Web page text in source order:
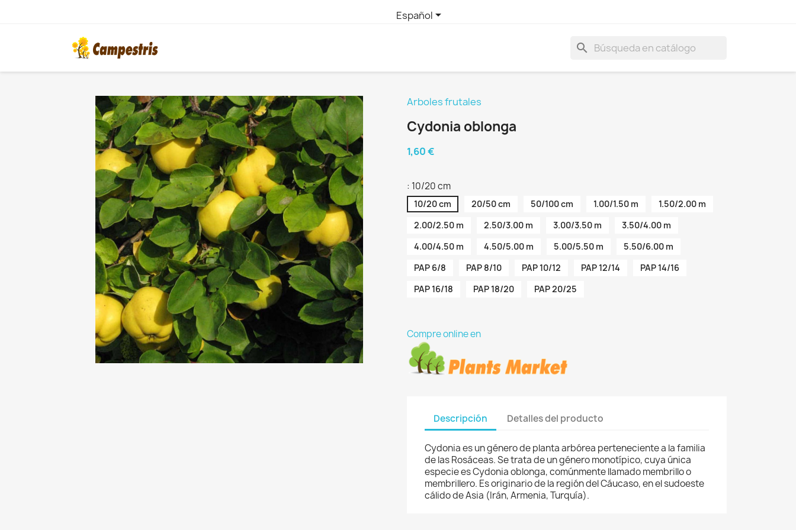
Español
search
Arboles frutales
Cydonia oblonga
1,60 €
: 10/20 cm
10/20 cm 20/50 cm 50/100 cm 1.00/1.50 m
1.50/2.00 m
2.00/2.50 m
2.50/3.00 m 3.00/3.50 m
3.50/4.00 m
4.00/4.50 m
4.50/5.00 m 5.00/5.50 m
5.50/6.00 m
PAP 6/8
PAP 8/10 PAP 10/12 PAP 12/14
PAP 14/16
PAP 16/18
PAP 18/20 PAP 20/25
Compre online en
Descripción Detalles del producto
Cydonia es un género de planta arbórea perteneciente a la familia
de las Rosáceas. Se trata de un género monotípico, cuya única
especie es Cydonia oblonga, comúnmente llamado membrillo o
membrillero. Es originario de la región del Cáucaso, en el sudoeste
cálido de Asia (Irán, Armenia, Turquía).